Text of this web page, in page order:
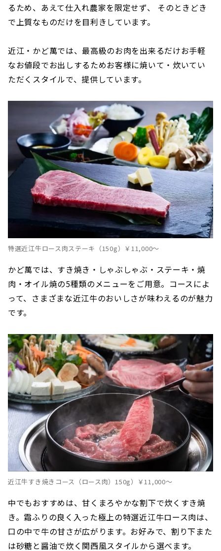
るため、あえて仕入れ農家を限定せず、 そのときどき
で上質なものだけを目利きしています。
近江・かど萬では、最高級のお肉を出来るだけお手軽
なお値段でお出しするためお客様に焼いて・炊いてい
ただくスタイルで、提供しています。
特選近江牛ロース肉ステーキ（150g）￥11,000〜
かど萬では、すき焼き・しゃぶしゃぶ・ステーキ・焼
肉・オイル焼の5種類のメニューをご用意。コースによ
って、さまざまな近江牛のおいしさが味わえるのが魅力
です。
近江牛すき焼きコース（ロース肉）150g）￥11,000〜
中でもおすすめは、甘くまろやかな割下で炊くすき焼
き。霜ふりの良く入った極上の特選近江牛ロース肉は、
口の中で牛の甘さが広がります。お好みで、割り下また
は砂糖と醤油で炊く関西風スタイルから選べます。